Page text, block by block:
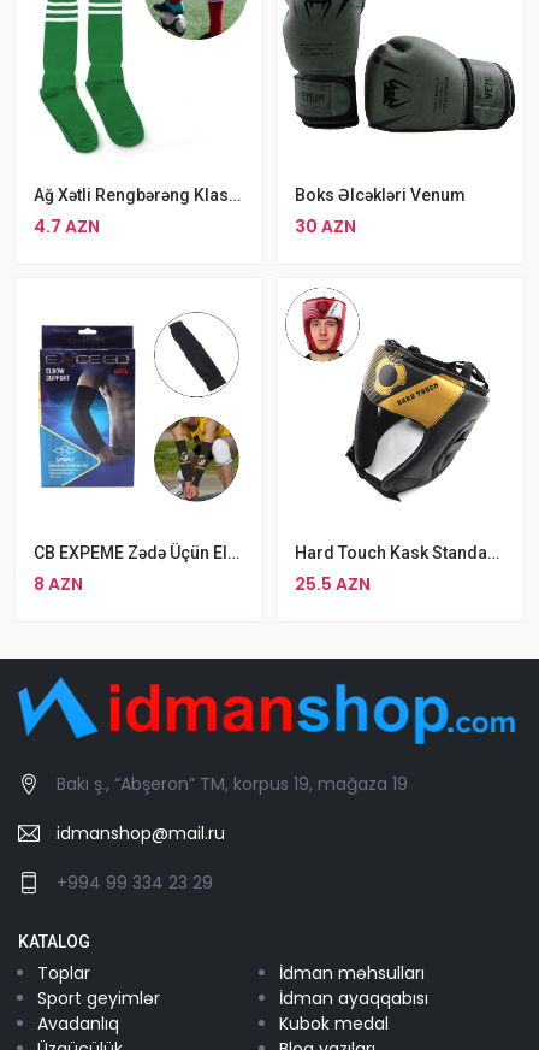
Ağ Xətli Rengbərəng Klassik Uzun Futbol Corabları
4.7 AZN
Boks Əlcəkləri Venum
30 AZN
CB EXPEME Zədə Üçün Elastik Dirsək Dəstəyi Neylon Qol Dəstəyi
8 AZN
Hard Touch Kask Standart Boks Dəbilqəsi L Ölçü
25.5 AZN
Bakı ş., “Abşeron” TM, korpus 19, mağaza 19
idmanshop@mail.ru
+994 99 334 23 29
KATALOG
Toplar
İdman məhsulları
Sport geyimlər
İdman ayaqqabısı
Avadanlıq
Kubok medal